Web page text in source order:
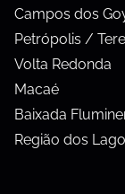
Campos dos
Petrópolis /
Volta Redonda
Macaé
Baixada
Região dos